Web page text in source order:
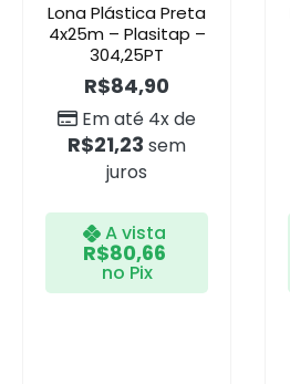
Lona Plástica Preta
4x25m – Plasitap –
304,25PT
R$84,90
Em até 4x de
R$21,23 sem
juros
A vista
R$80,66
no Pix